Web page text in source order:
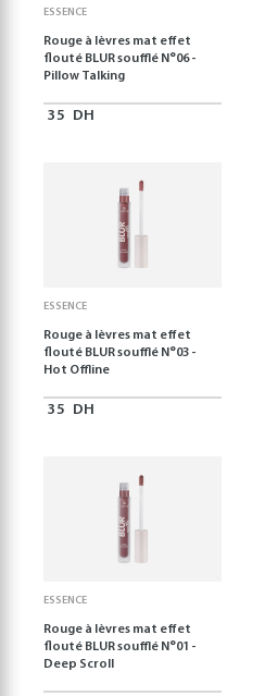
ESSENCE
Rouge à lèvres mat effet
flouté BLUR soufflé N°06 -
Pillow Talking
35 DH
ESSENCE
Rouge à lèvres mat effet
flouté BLUR soufflé N°03 -
Hot Offline
35 DH
ESSENCE
Rouge à lèvres mat effet
flouté BLUR soufflé N°01 -
Deep Scroll